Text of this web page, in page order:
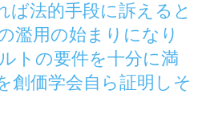
ば法的手段に訴えると
濫用の始まりになり
トの要件を十分に満
創価学会自ら証明しそ